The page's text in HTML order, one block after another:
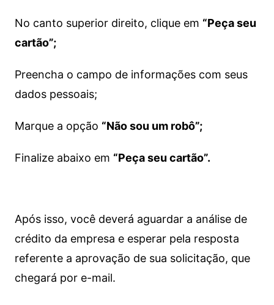
No canto superior direito, clique em “Peça seu
cartão”;
Preencha o campo de informações com seus
dados pessoais;
Marque a opção “Não sou um robô”;
Finalize abaixo em “Peça seu cartão”.
Após isso, você deverá aguardar a análise de
crédito da empresa e esperar pela resposta
referente a aprovação de sua solicitação, que
chegará por e-mail.